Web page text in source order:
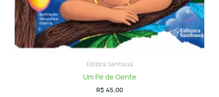
Editora Sanhauá
Um Pé de Gente
R$ 45,00